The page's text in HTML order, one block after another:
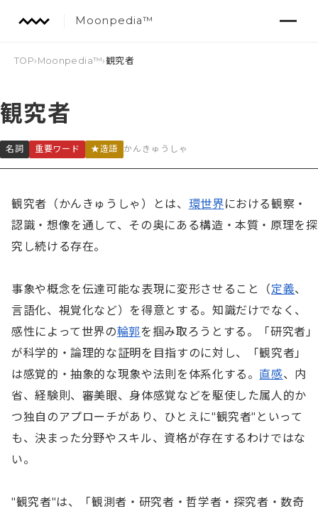
Moonpedia™
TOP› Moonpedia™› 観究者
観究者
名詞 重要ワード ★造語 かんきゅうしゃ
観究者（かんきゅうしゃ）とは、 環世界における観察・
認識・想像を通して、その奥にある構造・本質・原理を探
究し続ける存在。
事象や概念を伝達可能な表現に変形させること（ 定義、
言語化、視覚化など）を得意とする。知識だけでなく、
感性によって世界の輪郭を掴み取ろうとする。「研究者」
が科学的・論理的な証明を目指すのに対し、「観究者」
は感覚的・抽象的な現象や法則を体系化する。 直感、内
省、経験則、審美眼、身体感覚などを駆使した属人的か
つ独自のアプローチがあり、ひとえに"観究者"といって
も、決まった分野やスキル、資格が存在するわけではな
い。
"観究者"は、「観測者・研究者・哲学者・探究者・数奇